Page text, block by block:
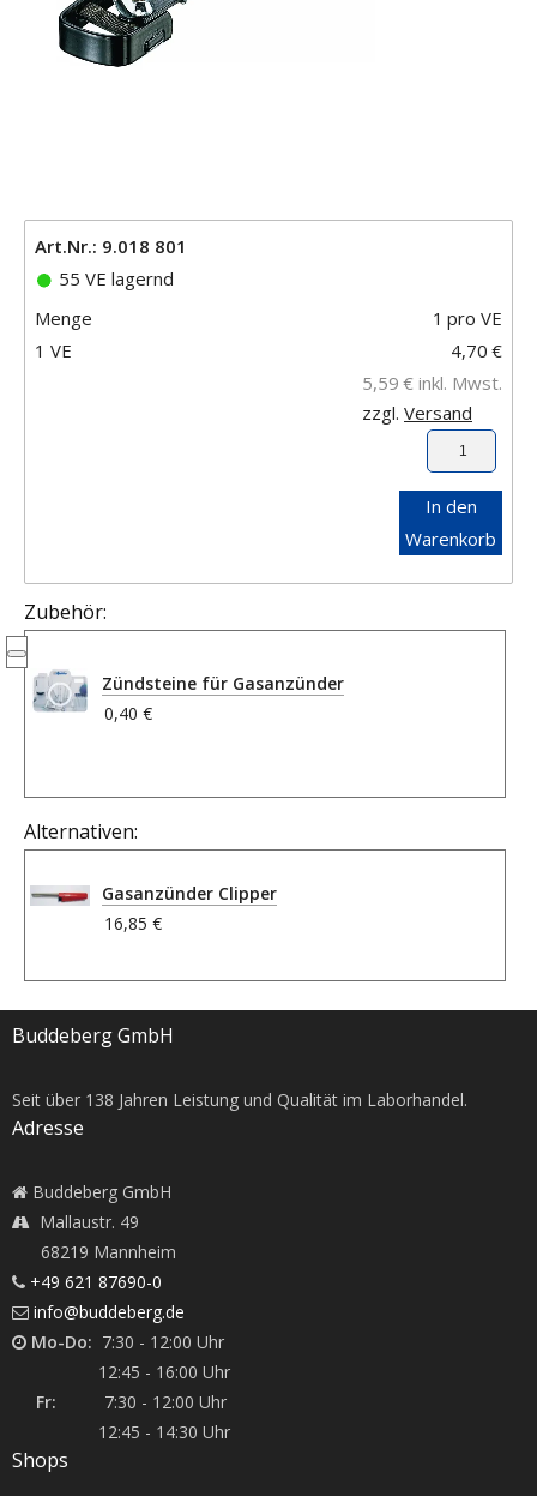
Art.Nr.: 9.018 801
55 VE lagernd
Menge
1 pro VE
1 VE
4,70 €
5,59 € inkl. Mwst.
zzgl. Versand
In den
Warenkorb
Zubehör:
Zündsteine für Gasanzünder
0,40 €
Alternativen:
Gasanzünder Clipper
16,85 €
Buddeberg GmbH
Seit über 138 Jahren Leistung und Qualität im Laborhandel.
Adresse
Buddeberg GmbH
Mallaustr. 49
68219 Mannheim
+49 621 87690-0
info@buddeberg.de
Mo-Do: 7:30 - 12:00 Uhr
12:45 - 16:00 Uhr
Fr: 7:30 - 12:00 Uhr
12:45 - 14:30 Uhr
Shops